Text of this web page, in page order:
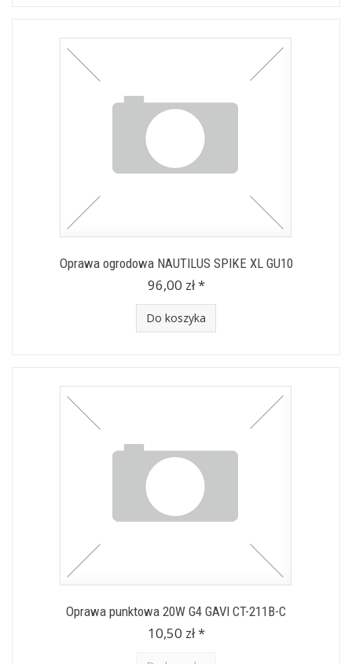
Oprawa ogrodowa NAUTILUS SPIKE XL GU10
96,00 zł *
Do koszyka
Oprawa punktowa 20W G4 GAVI CT-211B-C
10,50 zł *